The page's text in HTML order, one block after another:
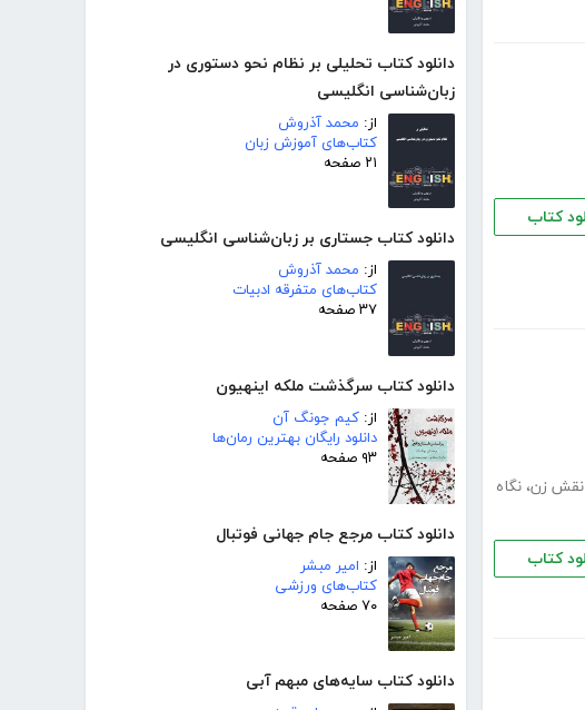
دانلود کتاب تحلیلی بر نظام نحو دستوری در
زبان‌شناسی انگلیسی
از: محمد آذروش
کتاب‌های آموزش زبان
۲۱ صفحه
دانلود کتاب جستاری بر زبان‌شناسی انگلیسی
از: محمد آذروش
کتاب‌های متفرقه ادبیات
۳۷ صفحه
دانلود کتاب سرگذشت ملکه اینهیون
از: کیم جونگ آن
دانلود رایگان بهترین رمان‌ها
۹۳ صفحه
دانلود کتاب مرجع جام جهانی فوتبال
از: امیر مبشر
کتاب‌های ورزشی
۷۰ صفحه
دانلود کتاب سایه‌های مبهم آبی
کتاب
نقش زن، نگاه
کتاب